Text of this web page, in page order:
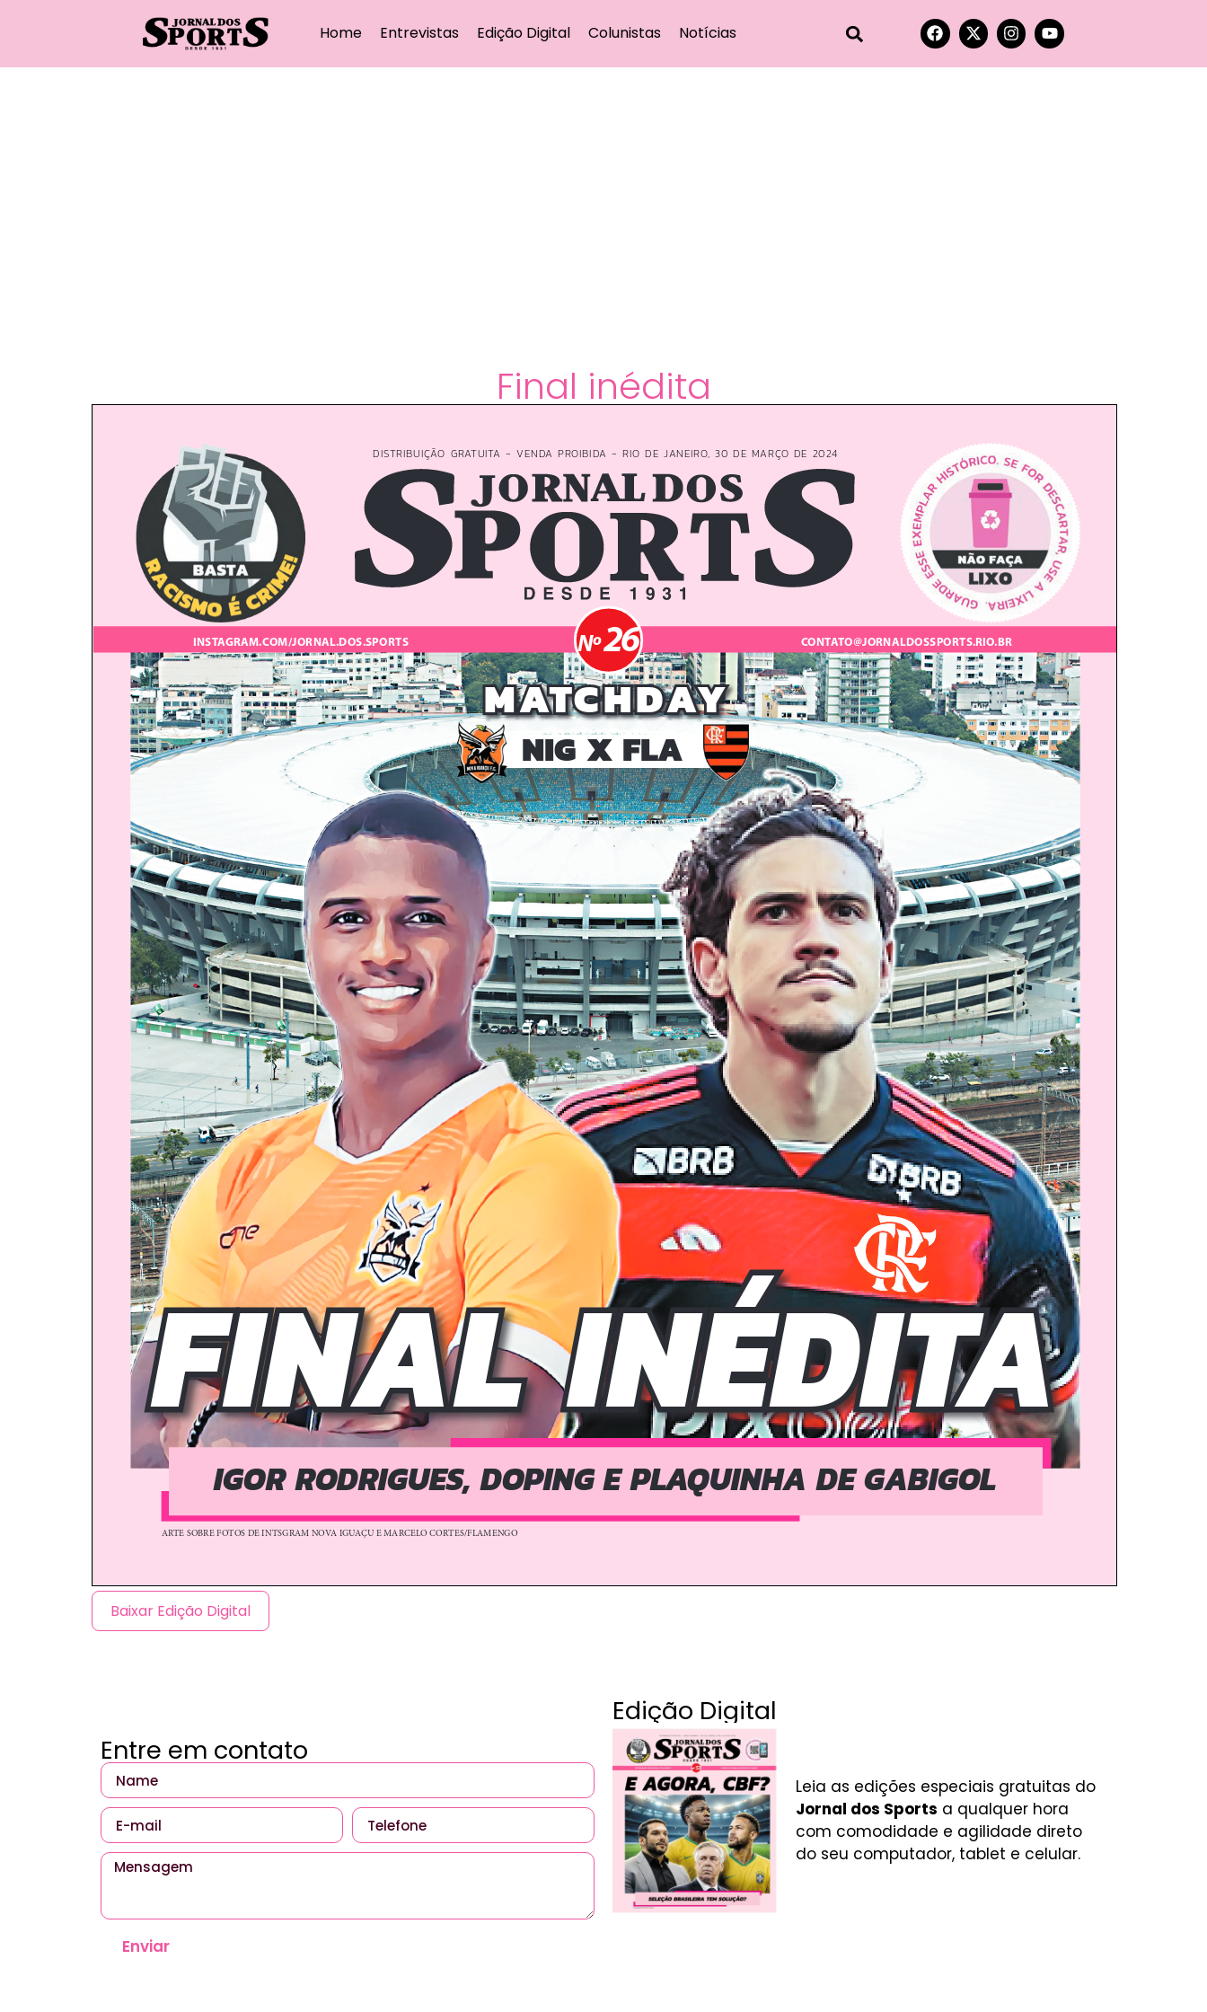
Home Entrevistas Edição Digital Colunistas Notícias
Final inédita
Baixar Edição Digital
Entre em contato
Enviar
Edição Digital
Leia as edições especiais gratuitas do
Jornal dos Sports a qualquer hora
com comodidade e agilidade direto
do seu computador, tablet e celular.